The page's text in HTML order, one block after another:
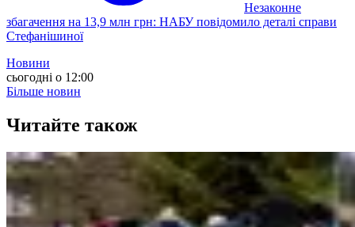
Незаконне
збагачення на 13,9 млн грн: НАБУ повідомило деталі справи
Стефанішиної
Новини
сьогодні о 12:00
Більше новин
Читайте також